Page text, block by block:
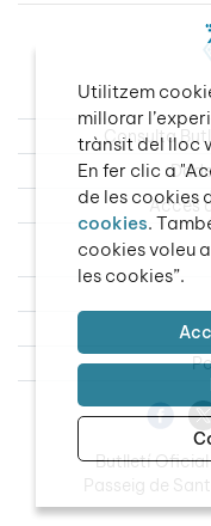
Consulta
Accés
Butlletí Oficial
Passeig de
Utilitzem
millorar
trànsit del lloc
En fer clic a
de les cookies
cookies.
cookies voleu
les cookies”.